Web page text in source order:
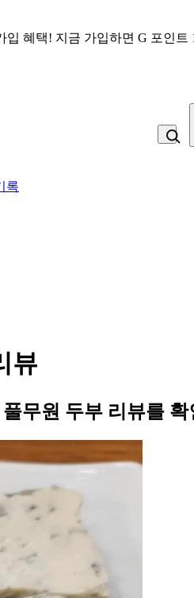
입 혜택! 지금 가입하면 G 포인트
록
뷰
무원 두부 리뷰를